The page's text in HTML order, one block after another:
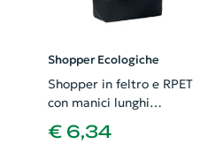
Shopper Ecologiche
Shopper in feltro e RPET
con manici lunghi
55x15x39cm
€ 6,34